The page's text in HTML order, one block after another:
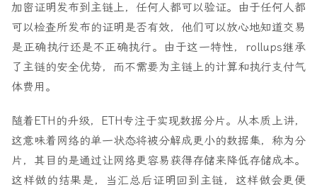
加密证明发布到主链上，任何人都可以验证。由于任何人都
可以检查所发布的证明是否有效，他们可以放心地知道交易
是正确执行还是不正确执行。由于这一特性，rollups继承
了主链的安全优势，而不需要为主链上的计算和执行支付气
体费用。
随着ETH的升级，ETH专注于实现数据分片。从本质上讲，
这意味着网络的单一状态将被分解成更小的数据集，称为分
片，其目的是通过让网络更容易获得存储来降低存储成本。
这样做的结果是，当汇总后证明回到主链，这样做会更便